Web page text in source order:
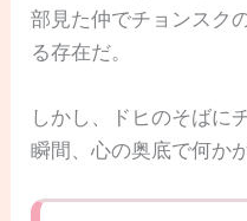
部見た仲でチョンスク
る存在だ。
しかし、ドヒのそばに
瞬間、心の奥底で何か